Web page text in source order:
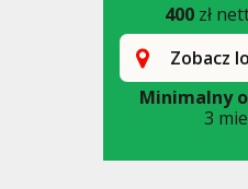
400zł
Zobacz
Minimalny
3